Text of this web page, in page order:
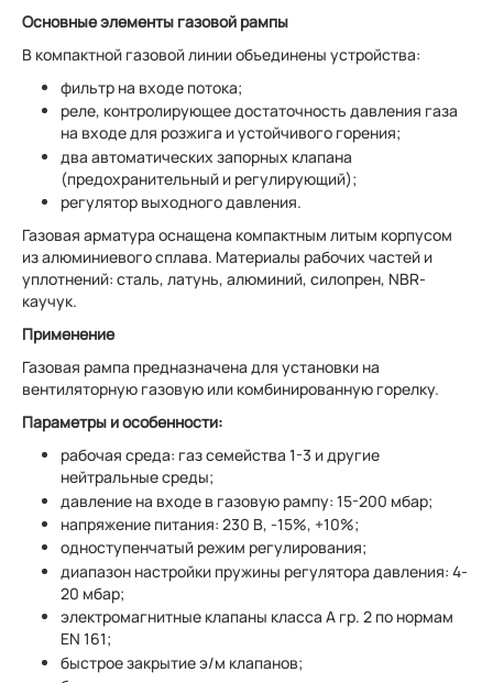
Основные элементы газовой рампы
В компактной газовой линии объединены устройства:
фильтр на входе потока;
реле, контролирующее достаточность давления газа
на входе для розжига и устойчивого горения;
два автоматических запорных клапана
(предохранительный и регулирующий);
регулятор выходного давления.
Газовая арматура оснащена компактным литым корпусом
из алюминиевого сплава. Материалы рабочих частей и
уплотнений: сталь, латунь, алюминий, силопрен, NBR-
каучук.
Применение
Газовая рампа предназначена для установки на
вентиляторную газовую или комбинированную горелку.
Параметры и особенности:
рабочая среда: газ семейства 1-3 и другие
нейтральные среды;
давление на входе в газовую рампу: 15-200 мбар;
напряжение питания: 230 В, -15%, +10%;
одноступенчатый режим регулирования;
диапазон настройки пружины регулятора давления: 4-
20 мбар;
электромагнитные клапаны класса А гр. 2 по нормам
EN 161;
быстрое закрытие э/м клапанов;